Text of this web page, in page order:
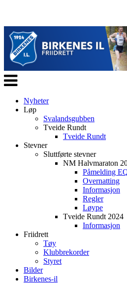
Veksle
navigasjon
Nyheter
Løp
Svalandsgubben
Tveide Rundt
Tveide Rundt
Stevner
Sluttførte stevner
NM Halvmaraton
Påmelding
Overnatting
Informasjon
Regler
Løype
Tveide Rundt 2024
Informasjon
Friidrett
Tøy
Klubbrekorder
Styret
Bilder
Birkenes-il